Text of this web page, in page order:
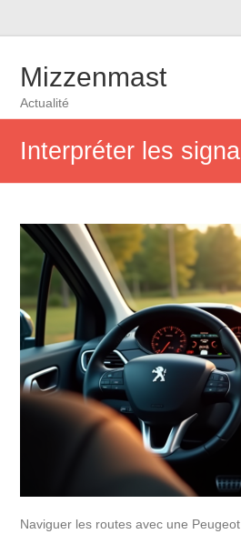
Mizzenmast
Actualité
Interpréter les
Naviguer les routes avec une